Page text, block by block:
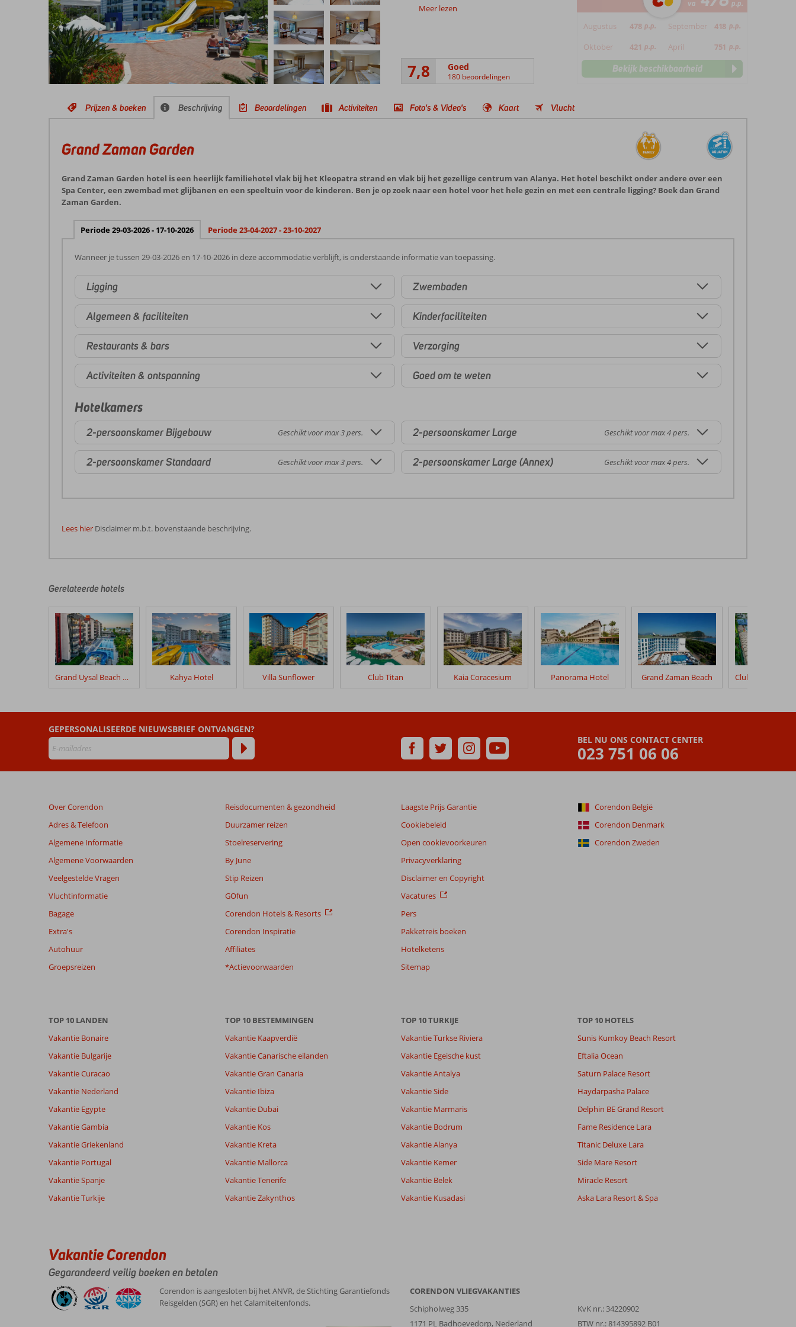
Meer lezen
7,8 Goed
180 beoordelingen
va p.p.
Augustus 478 p.p. September 418 p.p.
Oktober 421 p.p. April 751 p.p.
Bekijk beschikbaarheid
Prijzen & boeken Beschrijving Beoordelingen Activiteiten Foto's & Video's Kaart Vlucht
Grand Zaman Garden
Grand Zaman Garden hotel is een heerlijk familiehotel vlak bij het Kleopatra strand en vlak bij het gezellige centrum van Alanya. Het hotel beschikt onder andere over een
Spa Center, een zwembad met glijbanen en een speeltuin voor de kinderen. Ben je op zoek naar een hotel voor het hele gezin en met een centrale ligging? Boek dan Grand
Zaman Garden.
Periode 29-03-2026 - 17-10-2026 Periode 23-04-2027 - 23-10-2027
Wanneer je tussen 29-03-2026 en 17-10-2026 in deze accommodatie verblijft, is onderstaande informatie van toepassing.
Ligging
Algemeen & faciliteiten
Restaurants & bars
Activiteiten & ontspanning
Zwembaden
Kinderfaciliteiten
Verzorging
Goed om te weten
Hotelkamers
2-persoonskamer Bijgebouw Geschikt voor max 3 pers.
2-persoonskamer Standaard Geschikt voor max 3 pers.
2-persoonskamer Large Geschikt voor max 4 pers.
2-persoonskamer Large (Annex) Geschikt voor max 4 pers.
Lees hier Disclaimer m.b.t. bovenstaande beschrijving.
door
klanten
geschreven
na
hun
verblijf
Grand
Beoordelingen
die
ouder
zijn
maanden
worden
niet
meer
weergegeven
om
de
relevantie
van
Meer
beoordelingen.
Totale score
Gebaseerd op:
beoordelingen
7,8
Goed
Kamers
7,5
Kindvriendelijk
Ervaringen
van onze
klanten
Taal
Filter reisgezelschap
Sorteren op
10
Nederland
Met partner
,
18 juli 2026
Alanya
geweldig,strand
is
top,leuke
terrasjes
Prijs/kwaliteit 10
Eten
10
Kamers
10
Kindvriendelijk
-
Wifi kwaliteit
Gerelateerde hotels
Grand Uysal Beach & Spa Kahya Hotel Villa Sunflower Club Titan Kaia Coracesium Panorama Hotel Grand Zaman Beach
BEL NU ONS CONTACT CENTER
023 751 06 06
GEPERSONALISEERDE NIEUWSBRIEF ONTVANGEN?
Over Corendon
Adres & Telefoon
Algemene Informatie
Algemene Voorwaarden
Veelgestelde Vragen
Vluchtinformatie
Bagage
Extra's
Autohuur
Groepsreizen
Reisdocumenten & gezondheid
Duurzamer reizen
Stoelreservering
By June
Stip Reizen
GOfun
Corendon Hotels & Resorts
Corendon Inspiratie
Affiliates
*Actievoorwaarden
Laagste Prijs Garantie
Cookiebeleid
Open cookievoorkeuren
Privacyverklaring
Disclaimer en Copyright
Vacatures
Pers
Pakketreis boeken
Hotelketens
Sitemap
Corendon België
Corendon Denmark
Corendon Zweden
TOP 10 LANDEN
Vakantie Bonaire
Vakantie Bulgarije
Vakantie Curacao
Vakantie Nederland
Vakantie Egypte
Vakantie Gambia
Vakantie Griekenland
Vakantie Portugal
Vakantie Spanje
Vakantie Turkije
TOP 10 BESTEMMINGEN
Vakantie Kaapverdië
Vakantie Canarische eilanden
Vakantie Gran Canaria
Vakantie Ibiza
Vakantie Dubai
Vakantie Kos
Vakantie Kreta
Vakantie Mallorca
Vakantie Tenerife
Vakantie Zakynthos
TOP 10 TURKIJE
Vakantie Turkse Riviera
Vakantie Egeische kust
Vakantie Antalya
Vakantie Side
Vakantie Marmaris
Vakantie Bodrum
Vakantie Alanya
Vakantie Kemer
Vakantie Belek
Vakantie Kusadasi
TOP 10 HOTELS
Sunis Kumkoy Beach Resort
Eftalia Ocean
Saturn Palace Resort
Haydarpasha Palace
Delphin BE Grand Resort
Fame Residence Lara
Titanic Deluxe Lara
Side Mare Resort
Miracle Resort
Aska Lara Resort & Spa
Vakantie Corendon
Gegarandeerd veilig boeken en betalen
Corendon is aangesloten bij het ANVR, de Stichting Garantiefonds
Reisgelden (SGR) en het Calamiteitenfonds.
CORENDON VLIEGVAKANTIES
Schipholweg 335
1171 PL Badhoevedorp, Nederland
KvK nr.: 34220902
BTW nr.: 814395892 B01